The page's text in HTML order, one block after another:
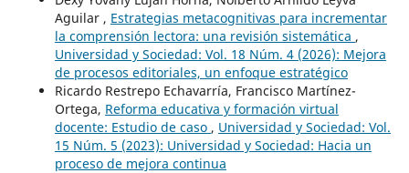
Aguilar , Estrategias metacognitivas para incrementar
la comprensión lectora: una revisión sistemática ,
Universidad y Sociedad: Vol. 18 Núm. 4 (2026): Mejora
de procesos editoriales, un enfoque estratégico
Ricardo Restrepo Echavarría, Francisco Martínez-
Ortega, Reforma educativa y formación virtual
docente: Estudio de caso , Universidad y Sociedad: Vol.
15 Núm. 5 (2023): Universidad y Sociedad: Hacia un
proceso de mejora continua